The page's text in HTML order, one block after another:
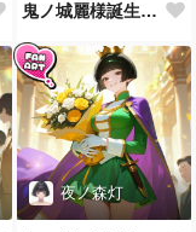
鬼ノ城麗様誕生祝！
夜ノ森灯